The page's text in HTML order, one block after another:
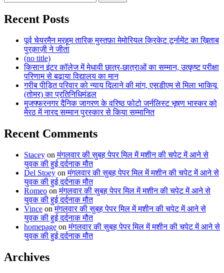
for:
Recent Posts
पूर्व चेयरमैन मरहूम तारिक़ मुस्तफ़ा मेमोरियल क्रिकेट टूर्नामेंट का ख़िताब
पुरक़ाज़ी ने जीता
(no title)
किसान इंटर कॉलेज में मेधावी छात्र-छात्राओं का सम्मान, उत्कृष्ट परीक्षा
परिणाम से बढ़ाया विद्यालय का मान
गरीब पीड़ित परिवार को न्याय दिलाने की मांग, एसडीएम से मिला भाकियू
(तोमर) का प्रतिनिधिमंडल
मुजफ्फरनगर दैनिक जागरण के वरिष्ठ फोटो जर्नलिस्ट भूषण भास्कर को
मेरठ में नारद सम्मान पुरस्कार से किया सम्मानित
Recent Comments
Stacey onमंगलवार की सुबह पेपर मिल में मशीन की चपेट में आने से
युवक की हुई दर्दनाक मौत
Del Stoey onमंगलवार की सुबह पेपर मिल में मशीन की चपेट में आने से
युवक की हुई दर्दनाक मौत
Romeo onमंगलवार की सुबह पेपर मिल में मशीन की चपेट में आने से
युवक की हुई दर्दनाक मौत
Vince onमंगलवार की सुबह पेपर मिल में मशीन की चपेट में आने से
युवक की हुई दर्दनाक मौत
homepage onमंगलवार की सुबह पेपर मिल में मशीन की चपेट में आने से
युवक की हुई दर्दनाक मौत
Archives